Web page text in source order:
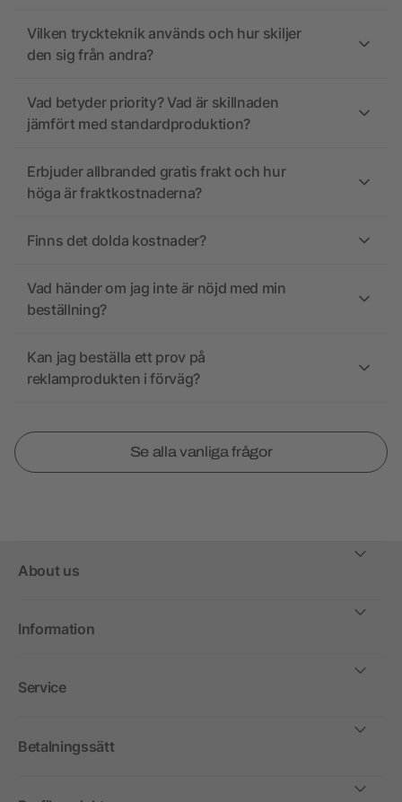
Vilken tryckteknik används och hur skiljer
den sig från andra?
Vad betyder priority? Vad är skillnaden
jämfört med standardproduktion?
Erbjuder allbranded gratis frakt och hur
höga är fraktkostnaderna?
Finns det dolda kostnader?
Vad händer om jag inte är nöjd med min
beställning?
Kan jag beställa ett prov på
reklamprodukten i förväg?
Se alla vanliga frågor
About us
Information
Service
Betalningssätt